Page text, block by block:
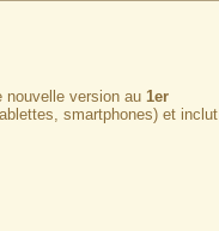
nouvelle version au 1er
smartphones) et inclut